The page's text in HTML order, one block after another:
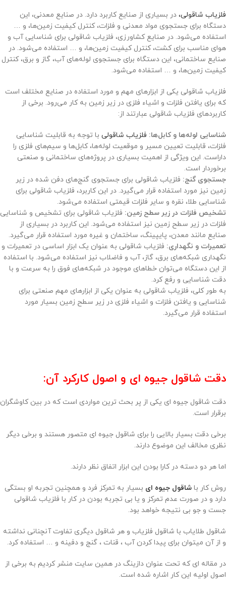
فلزیاب شاقولی، در بسیاری از صنایع کاربرد دارد. در صنایع معدنی، این
دستگاه برای جستجوی مواد معدنی و فلزات، کنترل کیفیت زمین‌ها، و …
استفاده می‌شود. در صنایع کشاورزی، فلزیاب شاقولی برای شناسایی آب و
هوای مناسب برای کشت، کنترل کیفیت زمین‌ها، و … استفاده می‌شود. در
صنایع ساختمانی، این دستگاه برای جستجوی لوله‌های آب، گاز و برق، کنترل
کیفیت زمین‌ها، و … استفاده می‌شود.
فلزیاب شاقولی یکی از ابزارهای مهم و مورد استفاده در صنایع مختلف است
که برای یافتن فلزات و اشیاء فلزی در زیر زمین به کار می‌رود. برخی از
کاربردهای فلزیاب شاقولی عبارتند از:
شناسایی لوله‌ها و کابل‌ها: فلزیاب شاقولی با توجه به قابلیت شناسایی
فلزات، قابلیت تعیین مسیر و موقعیت لوله‌ها، کابل‌ها و سیم‌های فلزی را
داراست. این ویژگی از اهمیت بسیاری در پروژه‌های ساختمانی و صنعتی
برخوردار است.
جستجوی گنج: فلزیاب شاقولی برای جستجوی گنج‌های دفن شده در زیر
زمین نیز مورد استفاده قرار می‌گیرد. در این کاربرد، فلزیاب شاقولی برای
شناسایی طلا، نقره و سایر فلزات قیمتی استفاده می‌شود.
تشخیص فلزات در زیر سطح زمین: فلزیاب شاقولی برای تشخیص و شناسایی
فلزات در زیر سطح زمین نیز استفاده می‌شود. این کاربرد در بسیاری از
صنایع مانند معدن، پایپینگ، ساختمان و غیره مورد استفاده قرار می‌گیرد.
تعمیرات و نگهداری: فلزیاب شاقولی به عنوان یک ابزار اساسی در تعمیرات و
نگهداری شبکه‌های برق، گاز، آب و فاضلاب نیز استفاده می‌شود. با استفاده
از این دستگاه می‌توان خطاهای موجود در شبکه‌های فوق را به سرعت و با
دقت شناسایی و رفع کرد.
به طور کلی، فلزیاب شاقولی به عنوان یکی از ابزارهای مهم صنعتی برای
شناسایی و یافتن فلزات و اشیاء فلزی در زیر سطح زمین بسیار مورد
استفاده قرار می‌گیرد.
دقت شاقول جیوه ای و اصول کارکرد آن:
دقت شاقول جیوه ای یکی از پر بحث ترین مواردی است که در بین کاوشگران
برقرار است.
برخی دقت بسیار بالایی را برای شاقول جیوه ای متصور هستند و برخی دیگر
نظری مخالف این موضوع دارند.
اما هر دو دسته در کارا بودن این ابزار اتفاق نظر دارند.
روش کار با شاقول جیوه ای بسیار به تمرکز فرد و همچنین تجربه او بستگی
دارد و در صورت عدم تمرکز و یا بی تجربه بودن در کار با فلزیاب شاقولی
جست و جو بی نتیجه خواهد بود.
شاقول طلایاب با شاقول فلزیاب و هر شاقول دیگری تفاوت آنچنانی نداشته
و از آن میتوان برای پیدا کردن آب ، قنات ، گنج و دفینه و … استفاده کرد.
در مقاله ای که تحت عنوان دازینگ در همین سایت منشر کردیم به برخی از
اصول اولیه این کار اشاره شده است.